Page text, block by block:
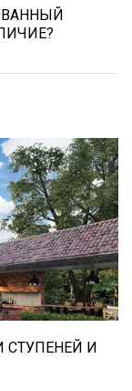
том, что
уличных
и плитка).
И